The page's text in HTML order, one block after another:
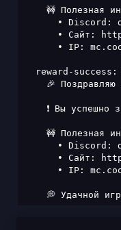
🚧 Полезная
• Discord:
• Сайт:
• IP:
reward-success:
🎉 Поздравляю
❗ Вы успешно
🚧 Полезная
• Discord:
• Сайт:
• IP:
💭 Удачной